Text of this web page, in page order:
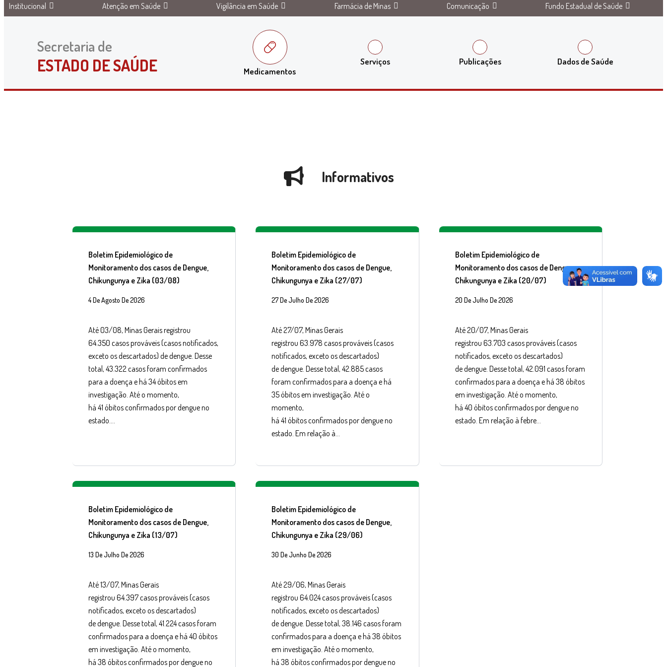
Institucional Atenção em Saúde Vigilância em Saúde Farmácia de Minas Comunicação Fundo Estadual de Saúde
Secretaria de
ESTADO DE SAÚDE Medicamentos
Serviços Publicações Dados de Saúde
Informativos
Boletim Epidemiológico de
Monitoramento dos casos de Dengue,
Chikungunya e Zika (03/08)
4 De Agosto De 2026
Até 03/08, Minas Gerais registrou
64.350 casos prováveis (casos notificados,
exceto os descartados) de dengue. Desse
total, 43.322 casos foram confirmados
para a doença e há 34 óbitos em
investigação. Até o momento,
há 41 óbitos confirmados por dengue no
estado….
Boletim Epidemiológico de
Monitoramento dos casos de Dengue,
Chikungunya e Zika (27/07)
27 De Julho De 2026
Até 27/07, Minas Gerais
registrou 63.978 casos prováveis (casos
notificados, exceto os descartados)
de dengue. Desse total, 42.885 casos
foram confirmados para a doença e há
35 óbitos em investigação. Até o
momento,
há 41 óbitos confirmados por dengue no
estado. Em relação à…
Boletim Epidemiológico de
Monitoramento dos casos de Dengue,
Chikungunya e Zika (20/07)
20 De Julho De 2026
Até 20/07, Minas Gerais
registrou 63.703 casos prováveis (casos
notificados, exceto os descartados)
de dengue. Desse total, 42.091 casos foram
confirmados para a doença e há 38 óbitos
em investigação. Até o momento,
há 40 óbitos confirmados por dengue no
estado. Em relação à febre…
Boletim Epidemiológico de
Monitoramento dos casos de Dengue,
Chikungunya e Zika (13/07)
13 De Julho De 2026
Até 13/07, Minas Gerais
registrou 64.397 casos prováveis (casos
notificados, exceto os descartados)
de dengue. Desse total, 41.224 casos foram
confirmados para a doença e há 40 óbitos
em investigação. Até o momento,
há 38 óbitos confirmados por dengue no
Boletim Epidemiológico de
Monitoramento dos casos de Dengue,
Chikungunya e Zika (29/06)
30 De Junho De 2026
Até 29/06, Minas Gerais
registrou 64.024 casos prováveis (casos
notificados, exceto os descartados)
de dengue. Desse total, 38.146 casos foram
confirmados para a doença e há 38 óbitos
em investigação. Até o momento,
há 38 óbitos confirmados por dengue no